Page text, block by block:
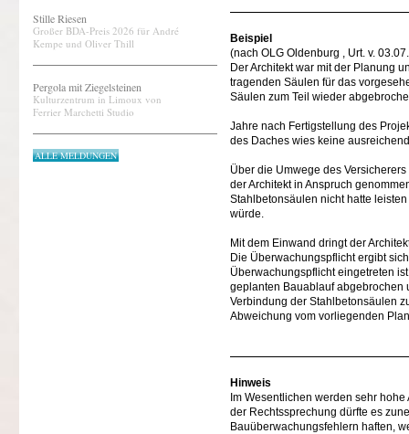
Stille Riesen
Großer BDA-Preis 2026 für André
Kempe und Oliver Thill
Pergola mit Ziegelsteinen
Kulturzentrum in Limoux von
Ferrier Marchetti Studio
ALLE MELDUNGEN
Beispiel
(nach OLG Oldenburg , Urt. v.
Der Architekt war mit der Planung
tragenden Säulen für das
Säulen zum Teil wieder
Jahre nach Fertigstellung des
des Daches wies keine
Über die Umwege des
der Architekt in Anspruch
Stahlbetonsäulen nicht hatte
würde.
Mit dem Einwand dringt der
Die Überwachungspflicht ergibt
Überwachungspflicht eingetreten
geplanten Bauablauf abgebrochen
Verbindung der Stahlbetonsäulen
Abweichung vom vorliegenden
Hinweis
Im Wesentlichen werden sehr
der Rechtssprechung dürfte es
Bauüberwachungsfehlern haften,